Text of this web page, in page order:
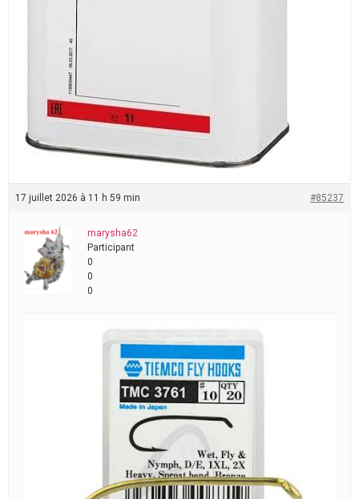
17 juillet 2026 à 11 h 59 min #85237
marysha62
Participant
0
0
0